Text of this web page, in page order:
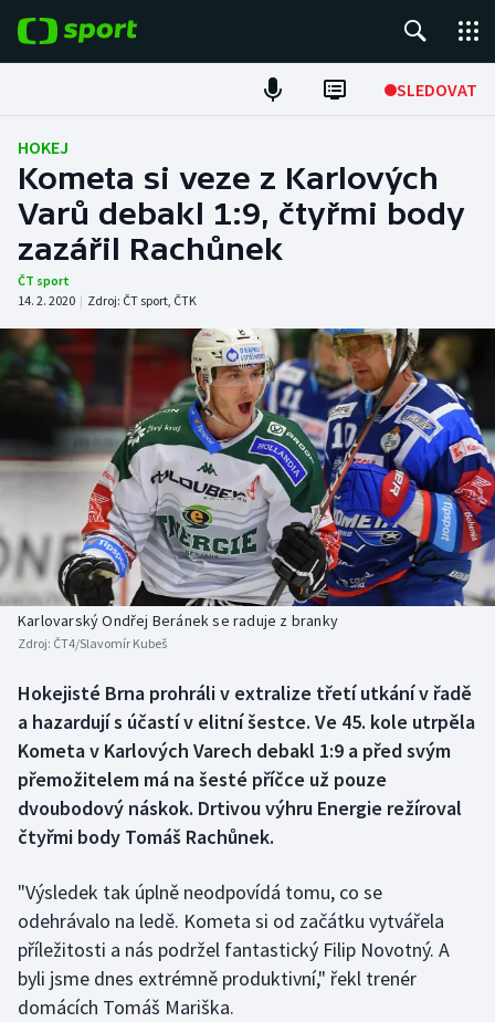
SLEDOVAT
Fotbal
Hokej
Tenis
Atletika
Cyklistika
DALŠÍ SPORTY
Americký fotbal
Baseball a softbal
Basketbal
Biatlon
Box
Curling
Dostihy
Florbal
Futsal
Golf
NEPŘEHLÉDNĚTE
Soutěže
Historické návraty
Aplikace ČT sport
HOKEJ
Kometa si veze z Karlových
Varů debakl 1:9, čtyřmi body
zazářil Rachůnek
ČT sport
14. 2. 2020 | Zdroj: ČT sport, ČTK
Karlovarský Ondřej Beránek se raduje z branky
Zdroj: ČT4/Slavomír Kubeš
Hokejisté Brna prohráli v extralize třetí utkání v řadě
a hazardují s účastí v elitní šestce. Ve 45. kole utrpěla
Kometa v Karlových Varech debakl 1:9 a před svým
přemožitelem má na šesté příčce už pouze
dvoubodový náskok. Drtivou výhru Energie režíroval
čtyřmi body Tomáš Rachůnek.
"Výsledek tak úplně neodpovídá tomu, co se
odehrávalo na ledě. Kometa si od začátku vytvářela
příležitosti a nás podržel fantastický Filip Novotný. A
byli jsme dnes extrémně produktivní," řekl trenér
domácích Tomáš Mariška.